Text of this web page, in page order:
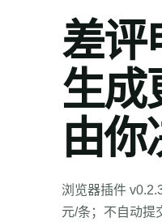
差评
生成
由你
浏览器插件
元/条；不自动提